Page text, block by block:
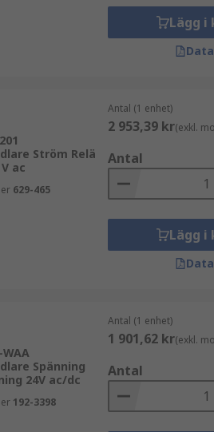
Lägg i
Ström Relä
ac
629-465
Antal (1 enhet)
2 953,39 kr(exkl.
Antal
Lägg i
WAA
Spänning
24V ac/dc
192-3398
Antal (1 enhet)
1 901,62 kr(exkl.
Antal